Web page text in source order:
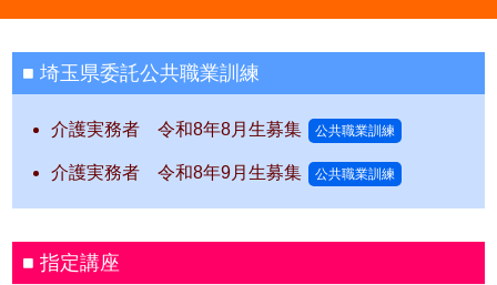
埼玉県委託公共職業訓練
介護実務者 令和8年8月生募集 公共職業訓練
介護実務者 令和8年9月生募集 公共職業訓練
指定講座